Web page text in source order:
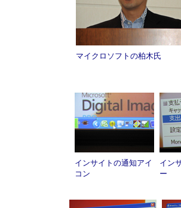
マイクロソフトの柏木氏
インサイトの通知アイ
コン
イン
ー